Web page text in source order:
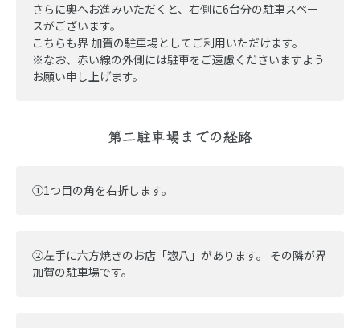
さらに奥へお進みいただくと、右側に6台分の駐車スペー
スがございます。
こちらも界 加賀の駐車場としてご利用いただけます。
※なお、赤い線の外側には駐車をご遠慮くださいますよう
お願い申し上げます。
第二駐車場までの経路
➀1つ目の角を右折します。
➁左手に六方焼きのお店「惣八」があります。 その隣が界
加賀の駐車場です。